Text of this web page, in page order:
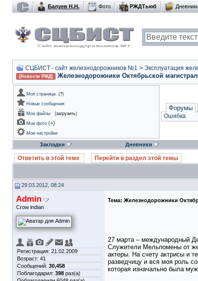
Балуев Н.Н. Фото РЖДТьюб
СЦБИСТ - сайт железнодорожников №1 > Эксплуатация
[Новости РЖД] Железнодорожники Октябрьской
Моя страница (?)
Новые сообщения
Мои файлы
(загрузить)
Мои фото (+)
Мои настройки
Форумы
Ошибка
Закладки Дневники
Ответить в этой теме Перейти в раздел этой темы
29.03.2012, 08:24
Admin
Crow indian
Регистрация: 21.02.2009
Возраст: 41
Сообщений: 30,458
Поблагодарил: 398 раз(а)
Тема: Железнодорожники
27 марта – международный
Служители Мельпомены от
актеры. На счету актрисы и
разведчицу и вся моя роль
которая изначально была